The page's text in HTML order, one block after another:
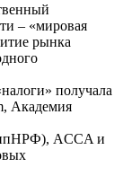
– «мировая
рынка
получала
Академия
ACCA и